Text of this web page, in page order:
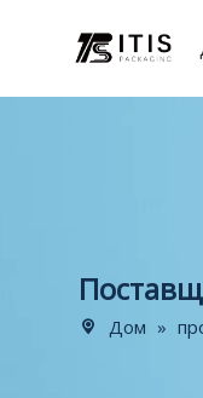
Дом »